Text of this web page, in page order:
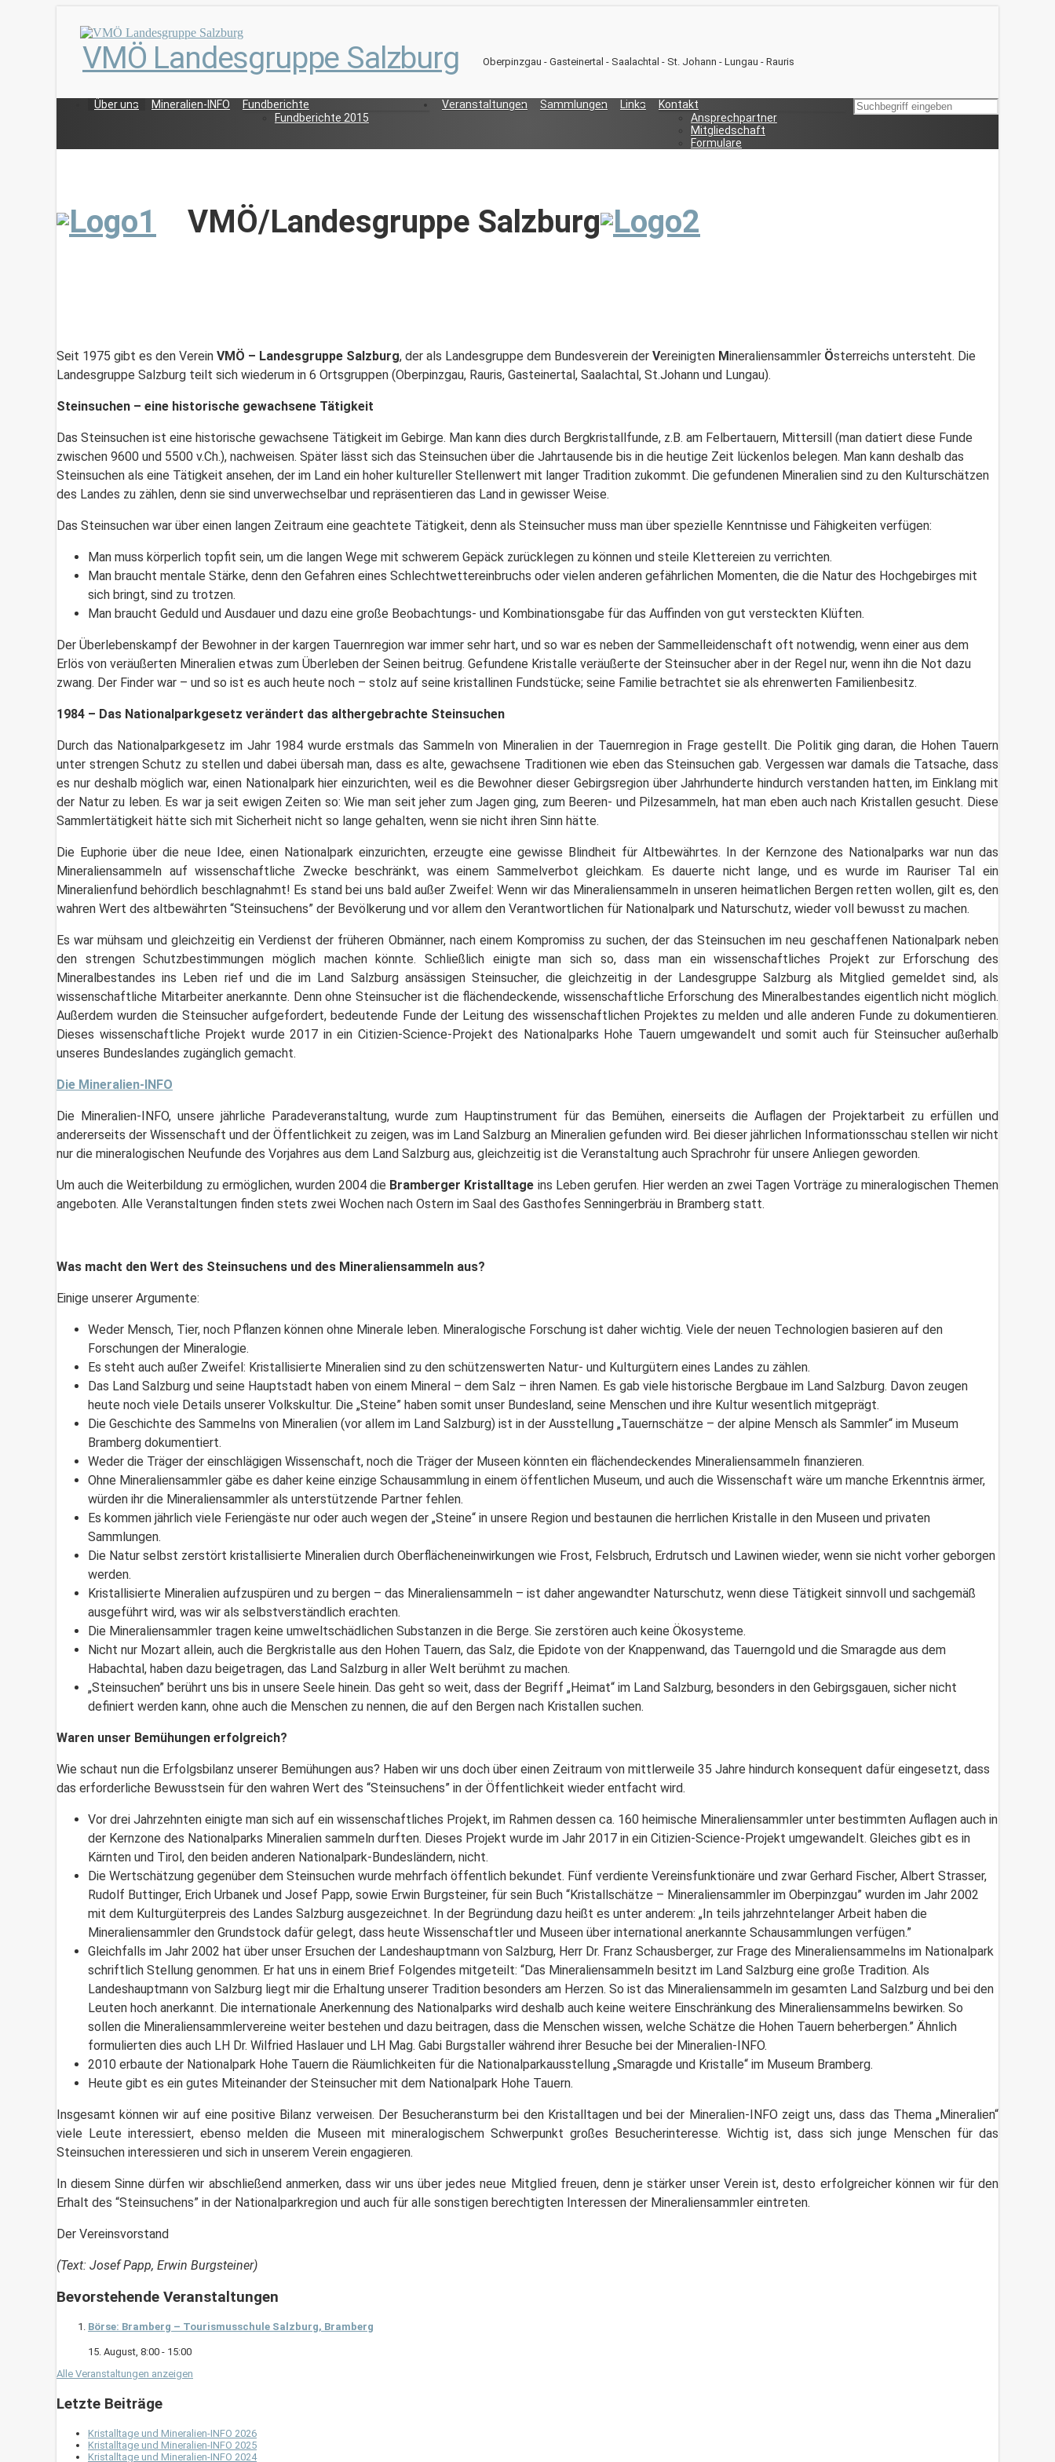
VMÖ Landesgruppe Salzburg Oberpinzgau - Gasteinertal - Saalachtal - St. Johann - Lungau - Rauris
Über uns Mineralien-INFO
Fundberichte
Fundberichte 2015
Veranstaltungen Sammlungen Links
Kontakt
Ansprechpartner
Mitgliedschaft
Formulare
VMÖ/Landesgruppe Salzburg
Seit 1975 gibt es den Verein VMÖ – Landesgruppe Salzburg, der als Landesgruppe dem Bundesverein der Vereinigten Mineraliensammler Österreichs untersteht. Die
Landesgruppe Salzburg teilt sich wiederum in 6 Ortsgruppen (Oberpinzgau, Rauris, Gasteinertal, Saalachtal, St.Johann und Lungau).
Steinsuchen – eine historische gewachsene Tätigkeit
Das Steinsuchen ist eine historische gewachsene Tätigkeit im Gebirge. Man kann dies durch Bergkristallfunde, z.B. am Felbertauern, Mittersill (man datiert diese Funde
zwischen 9600 und 5500 v.Ch.), nachweisen. Später lässt sich das Steinsuchen über die Jahrtausende bis in die heutige Zeit lückenlos belegen. Man kann deshalb das
Steinsuchen als eine Tätigkeit ansehen, der im Land ein hoher kultureller Stellenwert mit langer Tradition zukommt. Die gefundenen Mineralien sind zu den Kulturschätzen
des Landes zu zählen, denn sie sind unverwechselbar und repräsentieren das Land in gewisser Weise.
Das Steinsuchen war über einen langen Zeitraum eine geachtete Tätigkeit, denn als Steinsucher muss man über spezielle Kenntnisse und Fähigkeiten verfügen:
Man muss körperlich topfit sein, um die langen Wege mit schwerem Gepäck zurücklegen zu können und steile Klettereien zu verrichten.
Man braucht mentale Stärke, denn den Gefahren eines Schlechtwettereinbruchs oder vielen anderen gefährlichen Momenten, die die Natur des Hochgebirges mit
sich bringt, sind zu trotzen.
Man braucht Geduld und Ausdauer und dazu eine große Beobachtungs- und Kombinationsgabe für das Auffinden von gut versteckten Klüften.
Der Überlebenskampf der Bewohner in der kargen Tauernregion war immer sehr hart, und so war es neben der Sammelleidenschaft oft notwendig, wenn einer aus dem
Erlös von veräußerten Mineralien etwas zum Überleben der Seinen beitrug. Gefundene Kristalle veräußerte der Steinsucher aber in der Regel nur, wenn ihn die Not dazu
zwang. Der Finder war – und so ist es auch heute noch – stolz auf seine kristallinen Fundstücke; seine Familie betrachtet sie als ehrenwerten Familienbesitz.
1984 – Das Nationalparkgesetz verändert das althergebrachte Steinsuchen
Durch das Nationalparkgesetz im Jahr 1984 wurde erstmals das Sammeln von Mineralien in der Tauernregion in Frage gestellt. Die Politik ging daran, die Hohen Tauern
unter strengen Schutz zu stellen und dabei übersah man, dass es alte, gewachsene Traditionen wie eben das Steinsuchen gab. Vergessen war damals die Tatsache, dass
es nur deshalb möglich war, einen Nationalpark hier einzurichten, weil es die Bewohner dieser Gebirgsregion über Jahrhunderte hindurch verstanden hatten, im Einklang mit
der Natur zu leben. Es war ja seit ewigen Zeiten so: Wie man seit jeher zum Jagen ging, zum Beeren- und Pilzesammeln, hat man eben auch nach Kristallen gesucht. Diese
Sammlertätigkeit hätte sich mit Sicherheit nicht so lange gehalten, wenn sie nicht ihren Sinn hätte.
Die Euphorie über die neue Idee, einen Nationalpark einzurichten, erzeugte eine gewisse Blindheit für Altbewährtes. In der Kernzone des Nationalparks war nun das
Mineraliensammeln auf wissenschaftliche Zwecke beschränkt, was einem Sammelverbot gleichkam. Es dauerte nicht lange, und es wurde im Rauriser Tal ein
Mineralienfund behördlich beschlagnahmt! Es stand bei uns bald außer Zweifel: Wenn wir das Mineraliensammeln in unseren heimatlichen Bergen retten wollen, gilt es, den
wahren Wert des altbewährten “Steinsuchens” der Bevölkerung und vor allem den Verantwortlichen für Nationalpark und Naturschutz, wieder voll bewusst zu machen.
Es war mühsam und gleichzeitig ein Verdienst der früheren Obmänner, nach einem Kompromiss zu suchen, der das Steinsuchen im neu geschaffenen Nationalpark neben
den strengen Schutzbestimmungen möglich machen könnte. Schließlich einigte man sich so, dass man ein wissenschaftliches Projekt zur Erforschung des
Mineralbestandes ins Leben rief und die im Land Salzburg ansässigen Steinsucher, die gleichzeitig in der Landesgruppe Salzburg als Mitglied gemeldet sind, als
wissenschaftliche Mitarbeiter anerkannte. Denn ohne Steinsucher ist die flächendeckende, wissenschaftliche Erforschung des Mineralbestandes eigentlich nicht möglich.
Außerdem wurden die Steinsucher aufgefordert, bedeutende Funde der Leitung des wissenschaftlichen Projektes zu melden und alle anderen Funde zu dokumentieren.
Dieses wissenschaftliche Projekt wurde 2017 in ein Citizien-Science-Projekt des Nationalparks Hohe Tauern umgewandelt und somit auch für Steinsucher außerhalb
unseres Bundeslandes zugänglich gemacht.
Die Mineralien-INFO
Die Mineralien-INFO, unsere jährliche Paradeveranstaltung, wurde zum Hauptinstrument für das Bemühen, einerseits die Auflagen der Projektarbeit zu erfüllen und
andererseits der Wissenschaft und der Öffentlichkeit zu zeigen, was im Land Salzburg an Mineralien gefunden wird. Bei dieser jährlichen Informationsschau stellen wir nicht
nur die mineralogischen Neufunde des Vorjahres aus dem Land Salzburg aus, gleichzeitig ist die Veranstaltung auch Sprachrohr für unsere Anliegen geworden.
Um auch die Weiterbildung zu ermöglichen, wurden 2004 die Bramberger Kristalltage ins Leben gerufen. Hier werden an zwei Tagen Vorträge zu mineralogischen Themen
angeboten. Alle Veranstaltungen finden stets zwei Wochen nach Ostern im Saal des Gasthofes Senningerbräu in Bramberg statt.
Was macht den Wert des Steinsuchens und des Mineraliensammeln aus?
Einige unserer Argumente:
Weder Mensch, Tier, noch Pflanzen können ohne Minerale leben. Mineralogische Forschung ist daher wichtig. Viele der neuen Technologien basieren auf den
Forschungen der Mineralogie.
Es steht auch außer Zweifel: Kristallisierte Mineralien sind zu den schützenswerten Natur- und Kulturgütern eines Landes zu zählen.
Das Land Salzburg und seine Hauptstadt haben von einem Mineral – dem Salz – ihren Namen. Es gab viele historische Bergbaue im Land Salzburg. Davon zeugen
heute noch viele Details unserer Volkskultur. Die „Steine” haben somit unser Bundesland, seine Menschen und ihre Kultur wesentlich mitgeprägt.
Die Geschichte des Sammelns von Mineralien (vor allem im Land Salzburg) ist in der Ausstellung „Tauernschätze – der alpine Mensch als Sammler“ im Museum
Bramberg dokumentiert.
Weder die Träger der einschlägigen Wissenschaft, noch die Träger der Museen könnten ein flächendeckendes Mineraliensammeln finanzieren.
Ohne Mineraliensammler gäbe es daher keine einzige Schausammlung in einem öffentlichen Museum, und auch die Wissenschaft wäre um manche Erkenntnis ärmer,
würden ihr die Mineraliensammler als unterstützende Partner fehlen.
Es kommen jährlich viele Feriengäste nur oder auch wegen der „Steine“ in unsere Region und bestaunen die herrlichen Kristalle in den Museen und privaten
Sammlungen.
Die Natur selbst zerstört kristallisierte Mineralien durch Oberflächeneinwirkungen wie Frost, Felsbruch, Erdrutsch und Lawinen wieder, wenn sie nicht vorher geborgen
werden.
Kristallisierte Mineralien aufzuspüren und zu bergen – das Mineraliensammeln – ist daher angewandter Naturschutz, wenn diese Tätigkeit sinnvoll und sachgemäß
ausgeführt wird, was wir als selbstverständlich erachten.
Die Mineraliensammler tragen keine umweltschädlichen Substanzen in die Berge. Sie zerstören auch keine Ökosysteme.
Nicht nur Mozart allein, auch die Bergkristalle aus den Hohen Tauern, das Salz, die Epidote von der Knappenwand, das Tauerngold und die Smaragde aus dem
Habachtal, haben dazu beigetragen, das Land Salzburg in aller Welt berühmt zu machen.
„Steinsuchen” berührt uns bis in unsere Seele hinein. Das geht so weit, dass der Begriff „Heimat“ im Land Salzburg, besonders in den Gebirgsgauen, sicher nicht
definiert werden kann, ohne auch die Menschen zu nennen, die auf den Bergen nach Kristallen suchen.
Waren unser Bemühungen erfolgreich?
Wie schaut nun die Erfolgsbilanz unserer Bemühungen aus? Haben wir uns doch über einen Zeitraum von mittlerweile 35 Jahre hindurch konsequent dafür eingesetzt, dass
das erforderliche Bewusstsein für den wahren Wert des “Steinsuchens” in der Öffentlichkeit wieder entfacht wird.
Vor drei Jahrzehnten einigte man sich auf ein wissenschaftliches Projekt, im Rahmen dessen ca. 160 heimische Mineraliensammler unter bestimmten Auflagen auch in
der Kernzone des Nationalparks Mineralien sammeln durften. Dieses Projekt wurde im Jahr 2017 in ein Citizien-Science-Projekt umgewandelt. Gleiches gibt es in
Kärnten und Tirol, den beiden anderen Nationalpark-Bundesländern, nicht.
Die Wertschätzung gegenüber dem Steinsuchen wurde mehrfach öffentlich bekundet. Fünf verdiente Vereinsfunktionäre und zwar Gerhard Fischer, Albert Strasser,
Rudolf Buttinger, Erich Urbanek und Josef Papp, sowie Erwin Burgsteiner, für sein Buch “Kristallschätze – Mineraliensammler im Oberpinzgau” wurden im Jahr 2002
mit dem Kulturgüterpreis des Landes Salzburg ausgezeichnet. In der Begründung dazu heißt es unter anderem: „In teils jahrzehntelanger Arbeit haben die
Mineraliensammler den Grundstock dafür gelegt, dass heute Wissenschaftler und Museen über international anerkannte Schausammlungen verfügen.”
Gleichfalls im Jahr 2002 hat über unser Ersuchen der Landeshauptmann von Salzburg, Herr Dr. Franz Schausberger, zur Frage des Mineraliensammelns im Nationalpark
schriftlich Stellung genommen. Er hat uns in einem Brief Folgendes mitgeteilt: “Das Mineraliensammeln besitzt im Land Salzburg eine große Tradition. Als
Landeshauptmann von Salzburg liegt mir die Erhaltung unserer Tradition besonders am Herzen. So ist das Mineraliensammeln im gesamten Land Salzburg und bei den
Leuten hoch anerkannt. Die internationale Anerkennung des Nationalparks wird deshalb auch keine weitere Einschränkung des Mineraliensammelns bewirken. So
sollen die Mineraliensammlervereine weiter bestehen und dazu beitragen, dass die Menschen wissen, welche Schätze die Hohen Tauern beherbergen.” Ähnlich
formulierten dies auch LH Dr. Wilfried Haslauer und LH Mag. Gabi Burgstaller während ihrer Besuche bei der Mineralien-INFO.
2010 erbaute der Nationalpark Hohe Tauern die Räumlichkeiten für die Nationalparkausstellung „Smaragde und Kristalle“ im Museum Bramberg.
Heute gibt es ein gutes Miteinander der Steinsucher mit dem Nationalpark Hohe Tauern.
Insgesamt können wir auf eine positive Bilanz verweisen. Der Besucheransturm bei den Kristalltagen und bei der Mineralien-INFO zeigt uns, dass das Thema „Mineralien“
viele Leute interessiert, ebenso melden die Museen mit mineralogischem Schwerpunkt großes Besucherinteresse. Wichtig ist, dass sich junge Menschen für das
Steinsuchen interessieren und sich in unserem Verein engagieren.
In diesem Sinne dürfen wir abschließend anmerken, dass wir uns über jedes neue Mitglied freuen, denn je stärker unser Verein ist, desto erfolgreicher können wir für den
Erhalt des “Steinsuchens” in der Nationalparkregion und auch für alle sonstigen berechtigten Interessen der Mineraliensammler eintreten.
Der Vereinsvorstand
(Text: Josef Papp, Erwin Burgsteiner)
Bevorstehende Veranstaltungen
Börse: Bramberg – Tourismusschule Salzburg, Bramberg
15. August, 8:00 - 15:00
Alle Veranstaltungen anzeigen
Letzte Beiträge
Kristalltage und Mineralien-INFO 2026
Kristalltage und Mineralien-INFO 2025
Kristalltage und Mineralien-INFO 2024